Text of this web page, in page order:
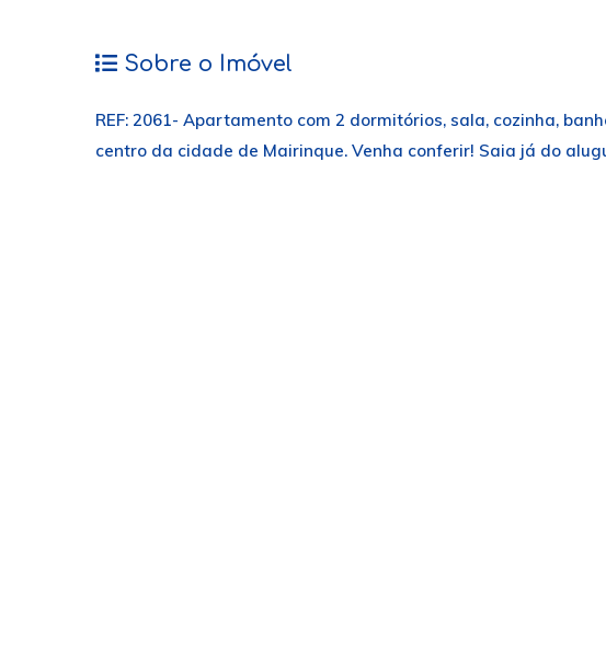
Sobre o Imóvel
REF: 2061- Apartamento com 2 dormitórios, sala, cozinha,
centro da cidade de Mairinque. Venha conferir! Saia já do